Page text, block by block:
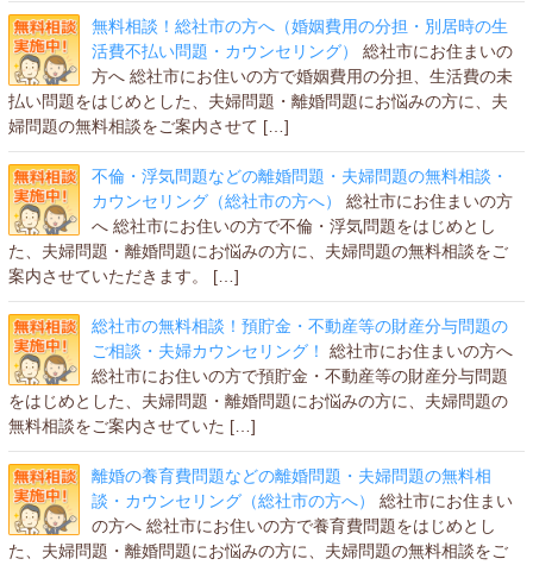
無料相談！総社市の方へ（婚姻費用の分担・別居時の生
活費不払い問題・カウンセリング）
総社市にお住まいの
方へ 総社市にお住いの方で婚姻費用の分担、生活費の未
払い問題をはじめとした、夫婦問題・離婚問題にお悩みの方に、夫
婦問題の無料相談をご案内させて […]
不倫・浮気問題などの離婚問題・夫婦問題の無料相談・
カウンセリング（総社市の方へ）
総社市にお住まいの方
へ 総社市にお住いの方で不倫・浮気問題をはじめとし
た、夫婦問題・離婚問題にお悩みの方に、夫婦問題の無料相談をご
案内させていただきます。 […]
総社市の無料相談！預貯金・不動産等の財産分与問題の
ご相談・夫婦カウンセリング！
総社市にお住まいの方へ
総社市にお住いの方で預貯金・不動産等の財産分与問題
をはじめとした、夫婦問題・離婚問題にお悩みの方に、夫婦問題の
無料相談をご案内させていた […]
離婚の養育費問題などの離婚問題・夫婦問題の無料相
談・カウンセリング（総社市の方へ）
総社市にお住まい
の方へ 総社市にお住いの方で養育費問題をはじめとし
た、夫婦問題・離婚問題にお悩みの方に、夫婦問題の無料相談をご